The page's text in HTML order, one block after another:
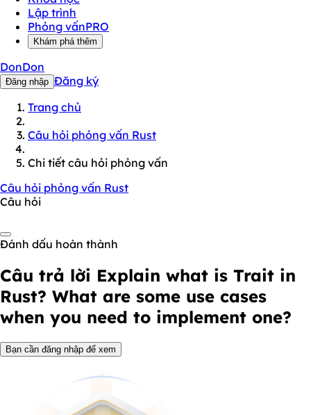
Lập trình
Phỏng vấnPRO
Khám phá thêm
DonDon
Đăng nhập Đăng ký
Trang chủ
Câu hỏi phỏng vấn Rust
Chi tiết câu hỏi phỏng vấn
Câu hỏi phỏng vấn Rust
Câu hỏi
Đánh dấu hoàn thành
Câu trả lời Explain what is Trait in
Rust? What are some use cases
when you need to implement one?
Bạn cần đăng nhập để xem